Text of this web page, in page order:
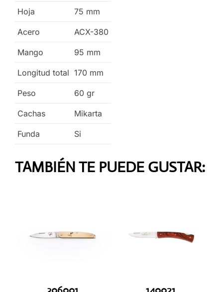
Hoja 75 mm
Acero ACX-380
Mango 95 mm
Longitud total 170 mm
Peso 60 gr
Cachas Mikarta
Funda Si
TAMBIÉN TE PUEDE GUSTAR: